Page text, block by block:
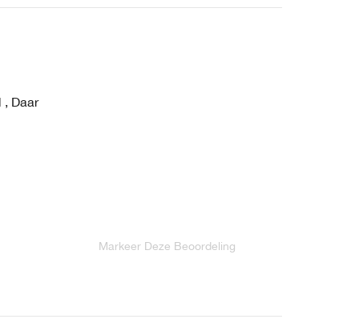
, Daar
Markeer Deze Beoordeling